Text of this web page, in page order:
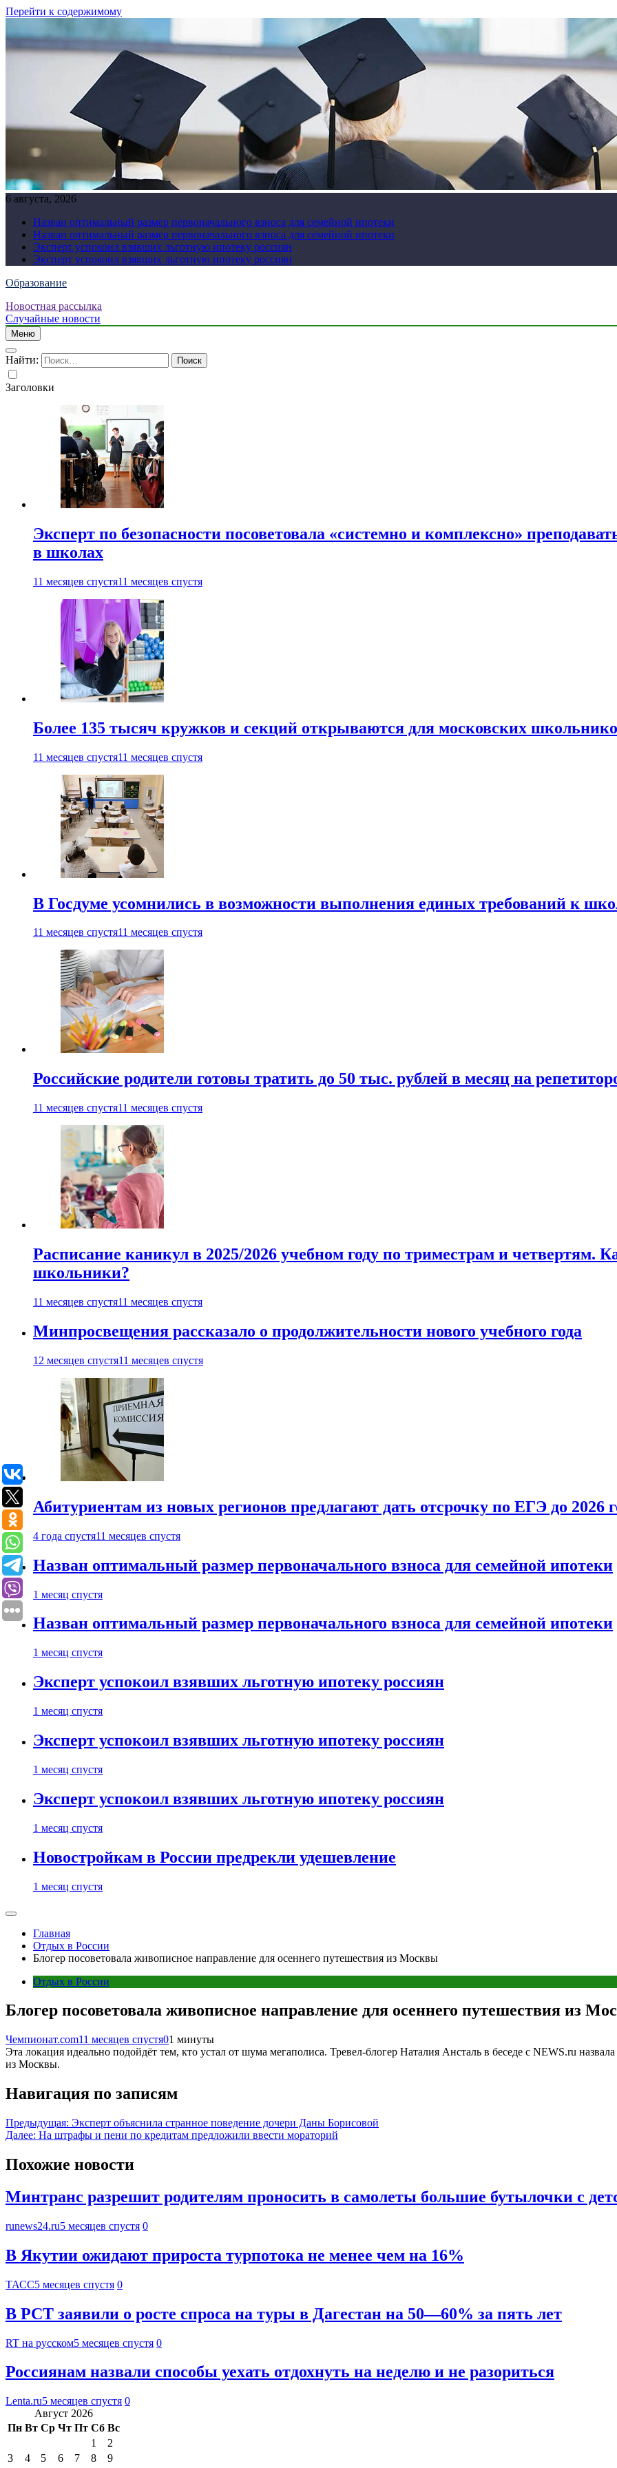
Перейти к содержимому
6 августа, 2026
Назван оптимальный размер первоначального взноса для семейной ипотеки
Назван оптимальный размер первоначального взноса для семейной ипотеки
Эксперт успокоил взявших льготную ипотеку россиян
Эксперт успокоил взявших льготную ипотеку россиян
Образование
Новостная рассылка
Случайные новости
Меню
Найти:
Заголовки
Эксперт по безопасности посоветовала «системно и комплексно»
в школах
11 месяцев спустя11 месяцев спустя
Более 135 тысяч кружков и секций открываются для московских
11 месяцев спустя11 месяцев спустя
В Госдуме усомнились в возможности выполнения единых требований к
11 месяцев спустя11 месяцев спустя
Российские родители готовы тратить до 50 тыс. рублей в месяц на
11 месяцев спустя11 месяцев спустя
Расписание каникул в 2025/2026 учебном году по триместрам и четвертям.
школьники?
11 месяцев спустя11 месяцев спустя
Минпросвещения рассказало о продолжительности нового учебного года
12 месяцев спустя11 месяцев спустя
Абитуриентам из новых регионов предлагают дать отсрочку по ЕГЭ до 2026
4 года спустя11 месяцев спустя
Назван оптимальный размер первоначального взноса для семейной ипотеки
1 месяц спустя
Назван оптимальный размер первоначального взноса для семейной ипотеки
1 месяц спустя
Эксперт успокоил взявших льготную ипотеку россиян
1 месяц спустя
Эксперт успокоил взявших льготную ипотеку россиян
1 месяц спустя
Эксперт успокоил взявших льготную ипотеку россиян
1 месяц спустя
Новостройкам в России предрекли удешевление
1 месяц спустя
Главная
Отдых в России
Блогер посоветовала живописное направление для осеннего путешествия из Москвы
Отдых в России
Блогер посоветовала живописное направление для осеннего путешествия из
Чемпионат.com11 месяцев спустя01 минуты
Эта локация идеально подойдёт тем, кто устал от шума мегаполиса. Тревел-блогер Наталия Ансталь в беседе с NEWS.ru
из Москвы.
Навигация по записям
Предыдущая: Эксперт объяснила странное поведение дочери Даны Борисовой
Далее: На штрафы и пени по кредитам предложили ввести мораторий
Похожие новости
Минтранс разрешит родителям проносить в самолеты большие бутылочки с
runews24.ru5 месяцев спустя 0
В Якутии ожидают прироста турпотока не менее чем на 16%
ТАСС5 месяцев спустя 0
В РСТ заявили о росте спроса на туры в Дагестан на 50—60% за пять лет
RT на русском5 месяцев спустя 0
Россиянам назвали способы уехать отдохнуть на неделю и не разориться
Lenta.ru5 месяцев спустя 0
Август 2026
Пн Вт Ср Чт Пт Сб Вс
1
2
3
4 5 6 7 8
9